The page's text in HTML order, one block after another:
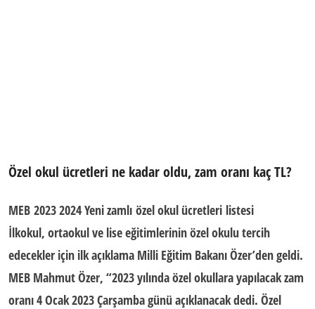
Özel okul ücretleri ne kadar oldu, zam oranı kaç TL?
MEB 2023 2024 Yeni zamlı özel okul ücretleri listesi
İlkokul, ortaokul ve lise eğitimlerinin özel okulu tercih
edecekler için ilk açıklama Milli Eğitim Bakanı Özer’den geldi.
MEB Mahmut Özer, “2023 yılında özel okullara yapılacak zam
oranı 4 Ocak 2023 Çarşamba günü açıklanacak dedi. Özel